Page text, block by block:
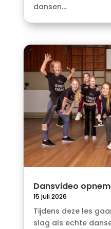
dansen...
Dansvideo
15 juli 2026
Tijdens deze les
slag als echte